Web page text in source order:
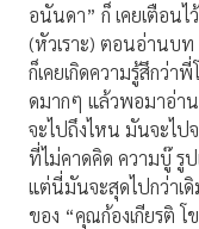
อนันดา” ก็ เคยเตือน
(หัวเราะ) ตอนอ่านบ
ก็เคยเกิดความรู้สึกว่า
ดมากๆ แล้วพอมาอ่าน
จะไปถึงไหน มันจะไป
ที่ไม่คาดคิด ความบู๊ รู
แต่นี่มันจะสุดไปกว่าเ
ของ “คุณก้องเกียรติ โ